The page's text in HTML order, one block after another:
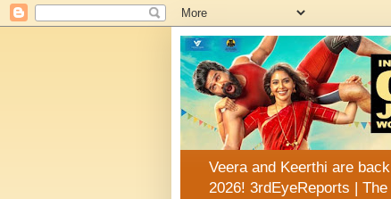
Veera and Keerthi are
2026! 3rdEyeReports |